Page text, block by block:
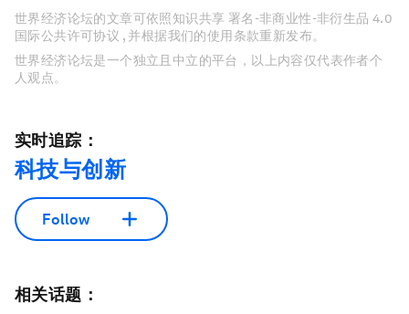
世界经济论坛的文章可依照知识共享 署名-非商业性-非衍生品 4.0
国际公共许可协议 , 并根据我们的使用条款重新发布。
世界经济论坛是一个独立且中立的平台，以上内容仅代表作者个
人观点。
实时追踪：
科技与创新
Follow
相关话题：